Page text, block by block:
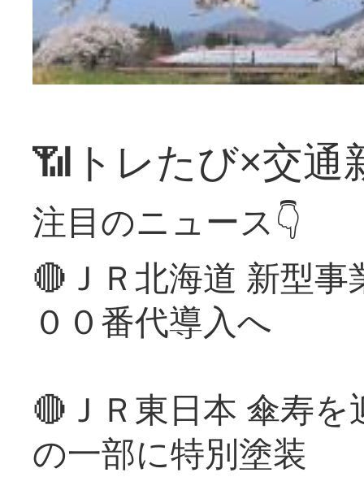
📶トレたび×交通
注目のニュース👇
🔴ＪＲ北海道 新型
００番代導入へ
🔴ＪＲ東日本 傘寿
の一部に特別塗装